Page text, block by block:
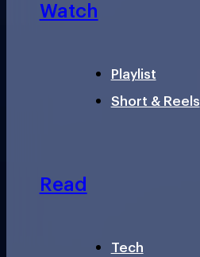
Watch
Playlist
Short & Reels
Read
Tech